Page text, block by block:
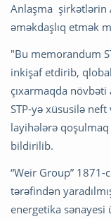
Anlaşma şirkətlərin
əməkdaşlıq etmək
"Bu memorandum
inkişaf etdirib,
çıxarmaqda növbəti
STP-yə xüsusilə
layihələrə qoşulmaq
bildirilib.
“Weir Group”
tərəfindən
energetika